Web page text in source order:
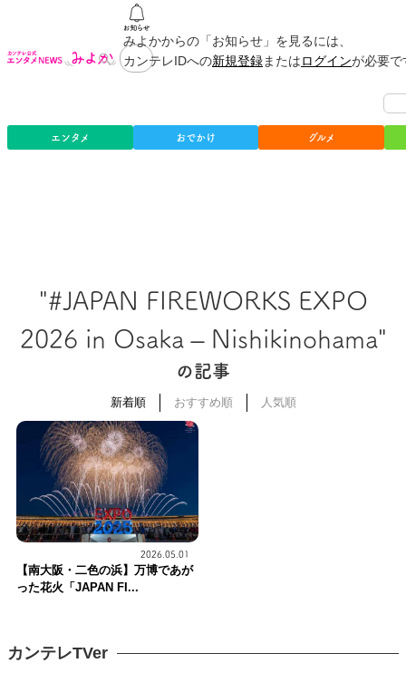
みよかからの「お知らせ」を見るには、
カンテレIDへの新規登録またはログインが必要
エンタメ おでかけ グルメ
"#JAPAN FIREWORKS EXPO
2026 in Osaka – Nishikinohama"
の記事
新着順 おすすめ順 人気順
2026.05.01
【南大阪・二色の浜】万博であが
った花火「JAPAN FI...
カンテレTVer